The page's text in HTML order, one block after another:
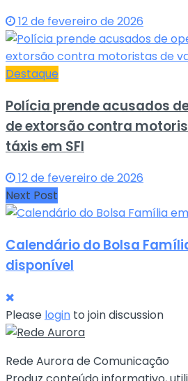
12 de fevereiro de 2026
Destaque
Polícia prende acusados
de extorsão contra
táxis em SFI
12 de fevereiro de 2026
Next Post
Calendário do Bolsa
disponível
Please login to join discussion
Rede Aurora de Comunicação